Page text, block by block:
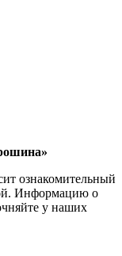
ознакомительный
Информацию о
у наших